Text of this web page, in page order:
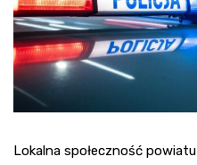
Lokalna społeczność